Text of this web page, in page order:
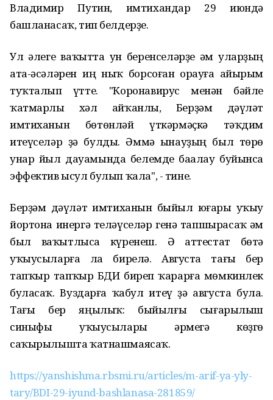
Владимир Путин, имтихандар 29 июндә
башланасаҡ, тип белдерҙе.
Ул әлеге ваҡытта ун беренселәрҙе һәм уларҙың
ата-әсәләрен иң ныҡ борсоған һорауға айырым
туҡталып үтте. "Коронавирус менән бәйле
ҡатмарлы хәл айҡанлы, Берҙәм дәүләт
имтиханын бөтөнләй үткәрмәҫкә тәҡдим
итеүселәр ҙә булды. Әммә һынауҙың был төрө
унар йыл дауамында белемде баһалау буйынса
эффектив ысул булып ҡала", - тине.
Берҙәм дәүләт имтиханын быйыл юғары уҡыу
йортона инергә теләүселәр генә тапшырасаҡ һәм
был ваҡытлыса күренеш. Ә аттестат бөтә
уҡыусыларға ла бирелә. Августа тағы бер
тапҡыр тапҡыр БДИ биреп ҡарарға мөмкинлек
буласаҡ. Вуздарға ҡабул итеү ҙә августа була.
Тағы бер яңылыҡ: быйылғы сығарылыш
синыфы уҡыусылары әрмегә көҙгө
саҡырылышта ҡатнашмаясаҡ.
https://yanshishma.rbsmi.ru/articles/m-arif-ya-yly-
tary/BDI-29-iyund-bashlanasa-281859/